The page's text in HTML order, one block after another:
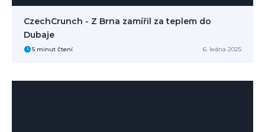
+420
CzechCrunch - Z Brna zamířil za teplem do
Dubaje
5 minut čtení 6. ledna 2025